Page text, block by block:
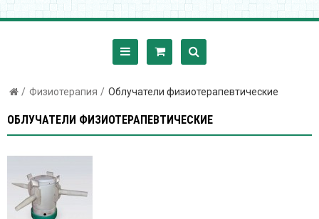
Физиотерапия Облучатели физиотерапевтические
ОБЛУЧАТЕЛИ ФИЗИОТЕРАПЕВТИЧЕСКИЕ